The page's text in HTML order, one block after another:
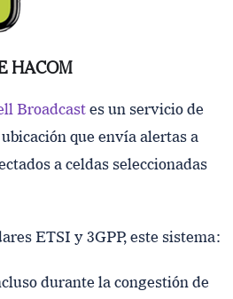
HACOM
Broadcastes un servicio de
que envía alertas a
a celdas seleccionadas
ETSI y 3GPP, este sistema:
durante la congestión de